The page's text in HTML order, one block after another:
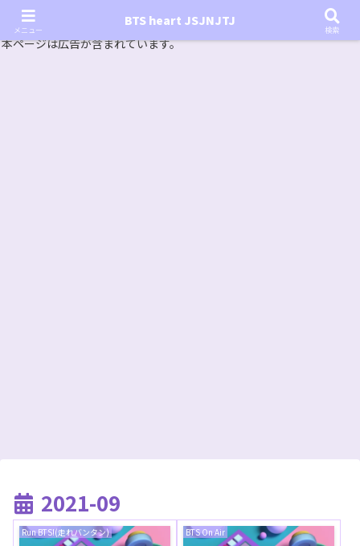
『In the SOOP BTS ver.』シーズン2放送決定！いつから始まる？インザスープの放送開始日・視聴
方法は？【In the SOOP BTS ver. Season 2】
本ページは広告が含まれています。
2021-09
Run BTS!(走れバンタン) BTS On Air
メニュー
BTS heart JSJNJTJ
検索